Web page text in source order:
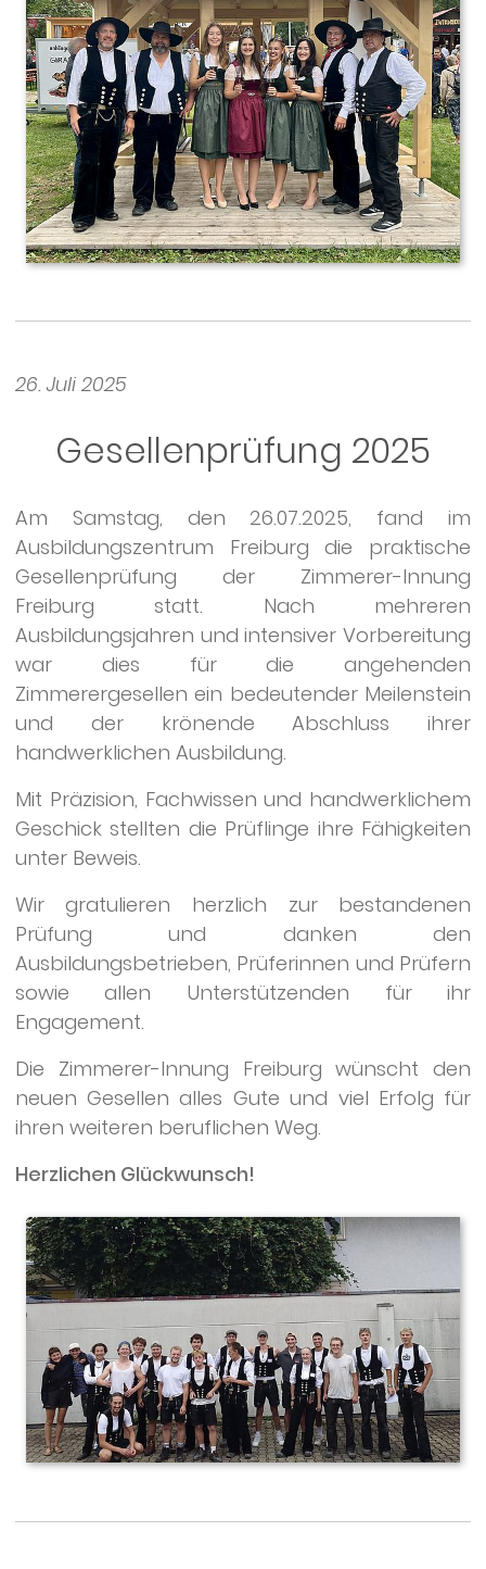
26. Juli 2025
Gesellenprüfung 2025
Am Samstag, den 26.07.2025, fand im
Ausbildungszentrum Freiburg die praktische
Gesellenprüfung der Zimmerer-Innung
Freiburg statt. Nach mehreren
Ausbildungsjahren und intensiver Vorbereitung
war dies für die angehenden
Zimmerergesellen ein bedeutender Meilenstein
und der krönende Abschluss ihrer
handwerklichen Ausbildung.
Mit Präzision, Fachwissen und handwerklichem
Geschick stellten die Prüflinge ihre Fähigkeiten
unter Beweis.
Wir gratulieren herzlich zur bestandenen
Prüfung und danken den
Ausbildungsbetrieben, Prüferinnen und Prüfern
sowie allen Unterstützenden für ihr
Engagement.
Die Zimmerer-Innung Freiburg wünscht den
neuen Gesellen alles Gute und viel Erfolg für
ihren weiteren beruflichen Weg.
Herzlichen Glückwunsch!